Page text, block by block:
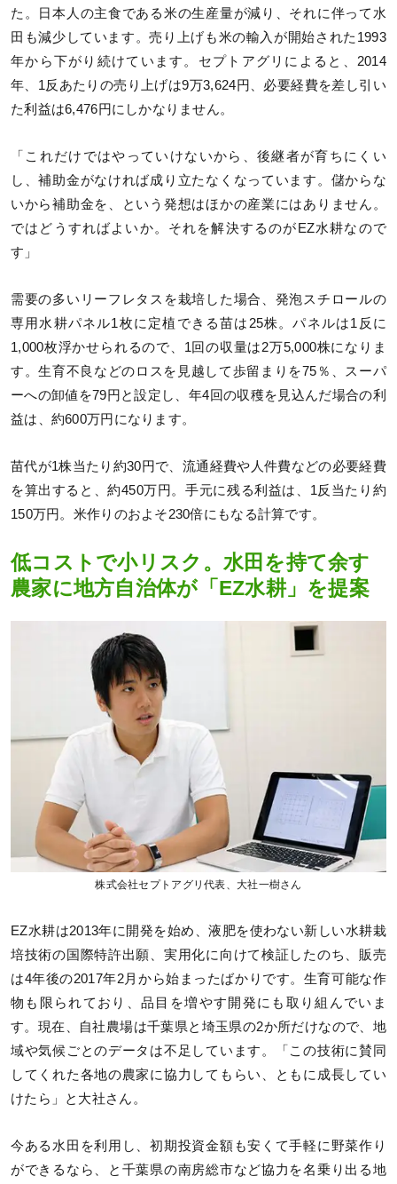
た。日本人の主食である米の生産量が減り、それに伴って水
田も減少しています。売り上げも米の輸入が開始された1993
年から下がり続けています。セプトアグリによると、2014
年、1反あたりの売り上げは9万3,624円、必要経費を差し引い
た利益は6,476円にしかなりません。
「これだけではやっていけないから、後継者が育ちにくい
し、補助金がなければ成り立たなくなっています。儲からな
いから補助金を、という発想はほかの産業にはありません。
ではどうすればよいか。それを解決するのがEZ水耕なので
す」
需要の多いリーフレタスを栽培した場合、発泡スチロールの
専用水耕パネル1枚に定植できる苗は25株。パネルは1反に
1,000枚浮かせられるので、1回の収量は2万5,000株になりま
す。生育不良などのロスを見越して歩留まりを75％、スーパ
ーへの卸値を79円と設定し、年4回の収穫を見込んだ場合の利
益は、約600万円になります。
苗代が1株当たり約30円で、流通経費や人件費などの必要経費
を算出すると、約450万円。手元に残る利益は、1反当たり約
150万円。米作りのおよそ230倍にもなる計算です。
低コストで小リスク。水田を持て余す
農家に地方自治体が「EZ水耕」を提案
株式会社セプトアグリ代表、大社一樹さん
EZ水耕は2013年に開発を始め、液肥を使わない新しい水耕栽
培技術の国際特許出願、実用化に向けて検証したのち、販売
は4年後の2017年2月から始まったばかりです。生育可能な作
物も限られており、品目を増やす開発にも取り組んでいま
す。現在、自社農場は千葉県と埼玉県の2か所だけなので、地
域や気候ごとのデータは不足しています。「この技術に賛同
してくれた各地の農家に協力してもらい、ともに成長してい
けたら」と大社さん。
今ある水田を利用し、初期投資金額も安くて手軽に野菜作り
ができるなら、と千葉県の南房総市など協力を名乗り出る地